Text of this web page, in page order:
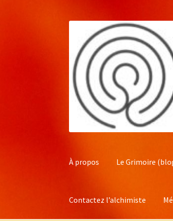
navigation
contenu
À propos Le Grimoire
Contactez l’alchimiste